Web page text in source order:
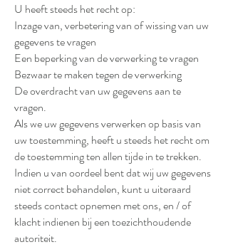
U heeft steeds het recht op:
Inzage van, verbetering van of wissing van uw
gegevens te vragen
Een beperking van de verwerking te vragen
Bezwaar te maken tegen de verwerking
De overdracht van uw gegevens aan te
vragen.
Als we uw gegevens verwerken op basis van
uw toestemming, heeft u steeds het recht om
de toestemming ten allen tijde in te trekken.
Indien u van oordeel bent dat wij uw gegevens
niet correct behandelen, kunt u uiteraard
steeds contact opnemen met ons, en / of
klacht indienen bij een toezichthoudende
autoriteit.